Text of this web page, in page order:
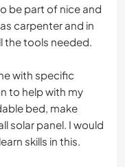
be part of nice and
carpenter and in
the tools needed.
with specific
to help with my
bed, make
solar panel. I would
skills in this.